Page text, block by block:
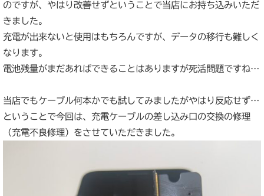
のですが、やはり改善せずということで当店にお持ち込みいただ
きました。
充電が出来ないと使用はもちろんですが、データの移行も難しく
なります。
電池残量がまだあればできることはありますが死活問題ですね…
当店でもケーブル何本かでも試してみましたがやはり反応せず…
ということで今回は、充電ケーブルの差し込み口の交換の修理
（充電不良修理）をさせていただきました。